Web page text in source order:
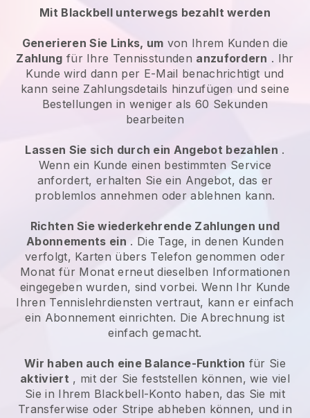
Mit Blackbell unterwegs bezahlt werden
Generieren Sie Links, um von Ihrem Kunden die
Zahlung für Ihre Tennisstunden anzufordern . Ihr
Kunde wird dann per E-Mail benachrichtigt und
kann seine Zahlungsdetails hinzufügen und seine
Bestellungen in weniger als 60 Sekunden
bearbeiten
Lassen Sie sich durch ein Angebot bezahlen .
Wenn ein Kunde einen bestimmten Service
anfordert, erhalten Sie ein Angebot, das er
problemlos annehmen oder ablehnen kann.
Richten Sie wiederkehrende Zahlungen und
Abonnements ein . Die Tage, in denen Kunden
verfolgt, Karten übers Telefon genommen oder
Monat für Monat erneut dieselben Informationen
eingegeben wurden, sind vorbei. Wenn Ihr Kunde
Ihren Tennislehrdiensten vertraut, kann er einfach
ein Abonnement einrichten. Die Abrechnung ist
einfach gemacht.
Wir haben auch eine Balance-Funktion für Sie
aktiviert , mit der Sie feststellen können, wie viel
Sie in Ihrem Blackbell-Konto haben, das Sie mit
Transferwise oder Stripe abheben können, und in